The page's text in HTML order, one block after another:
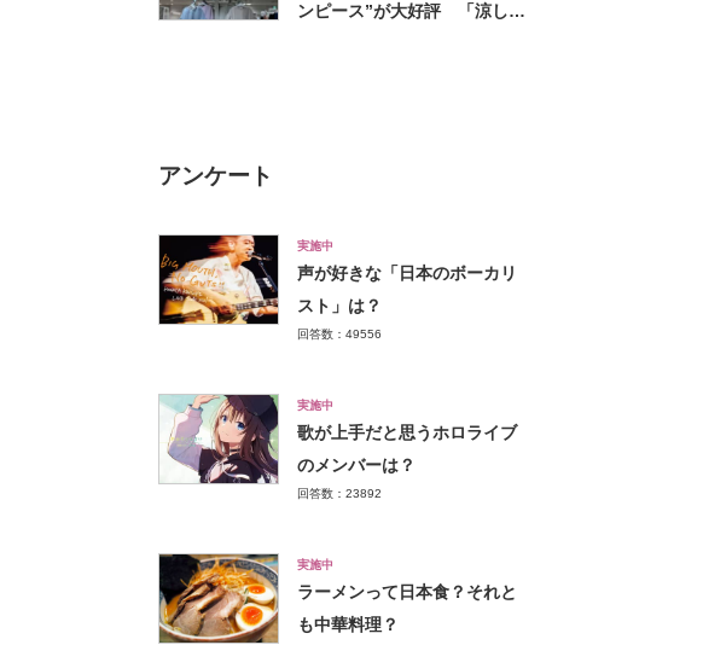
ンピース”が大好評 「涼しく
アンケート
実施中
声が好きな「日本のボーカリ
スト」は？
回答数：49556
実施中
歌が上手だと思うホロライブ
のメンバーは？
回答数：23892
実施中
ラーメンって日本食？それと
も中華料理？